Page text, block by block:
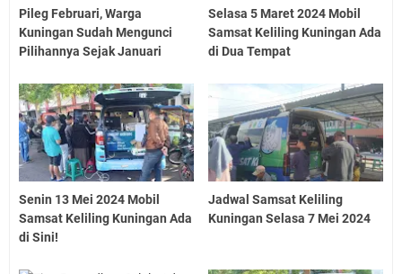
Pileg Februari, Warga
Kuningan Sudah Mengunci
Pilihannya Sejak Januari
Selasa 5 Maret 2024 Mobil
Samsat Keliling Kuningan Ada
di Dua Tempat
Senin 13 Mei 2024 Mobil
Samsat Keliling Kuningan Ada
di Sini!
Jadwal Samsat Keliling
Kuningan Selasa 7 Mei 2024